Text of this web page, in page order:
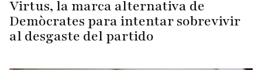
Virtus, la marca alternativa de
Demòcrates para intentar sobrevivir
al desgaste del partido